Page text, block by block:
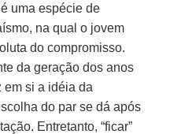
é uma espécie de
na qual o jovem
do compromisso.
da geração dos anos
em si a idéia da
do par se dá após
Entretanto, “ficar”